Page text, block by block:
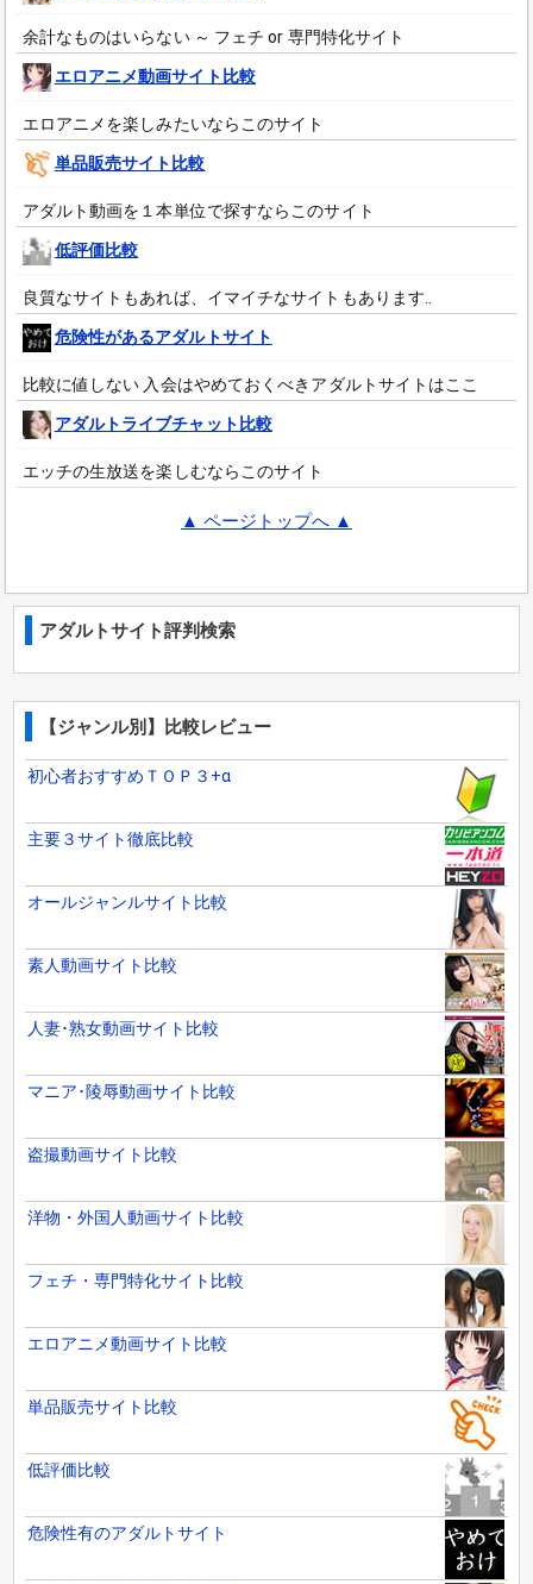
余計なものはいらない ～ フェチ or 専門特化サイト
エロアニメ動画サイト比較
エロアニメを楽しみたいならこのサイト
単品販売サイト比較
アダルト動画を１本単位で探すならこのサイト
低評価比較
良質なサイトもあれば、イマイチなサイトもあります‥
危険性があるアダルトサイト
比較に値しない 入会はやめておくべきアダルトサイトはここ
アダルトライブチャット比較
エッチの生放送を楽しむならこのサイト
▲ ページトップへ ▲
アダルトサイト評判検索
【ジャンル別】比較レビュー
初心者おすすめＴＯＰ３+α
主要３サイト徹底比較
オールジャンルサイト比較
素人動画サイト比較
人妻･熟女動画サイト比較
マニア･陵辱動画サイト比較
盗撮動画サイト比較
洋物・外国人動画サイト比較
フェチ・専門特化サイト比較
エロアニメ動画サイト比較
単品販売サイト比較
低評価比較
危険性有のアダルトサイト